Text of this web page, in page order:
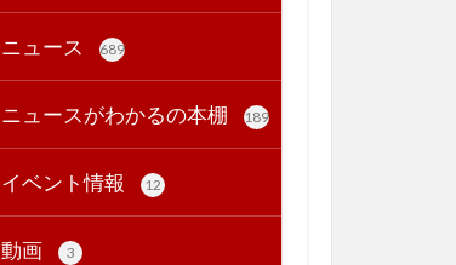
ニュース 689
ニュースがわかるの本棚 189
イベント情報 12
動画 3